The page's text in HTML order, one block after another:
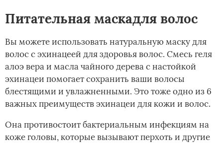
Питательная маскадля волос
Вы можете использовать натуральную маску для
волос с эхинацеей для здоровья волос. Смесь геля
алоэ вера и масла чайного дерева с настойкой
эхинацеи помогает сохранить ваши волосы
блестящими и увлажненными. Это тоже одно из 6
важных преимуществ эхинацеи для кожи и волос.
Она противостоит бактериальным инфекциям на
коже головы, которые вызывают перхоть и другие